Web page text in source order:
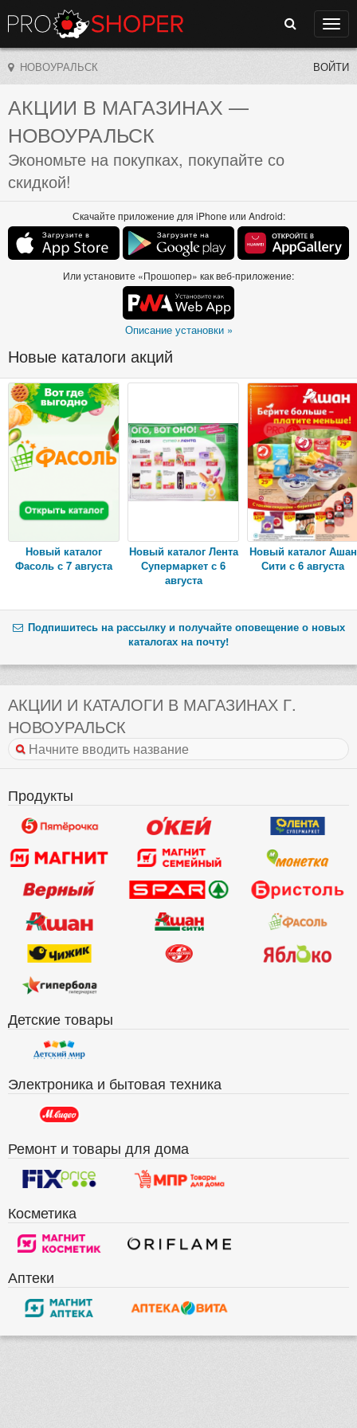
Поиск
НОВОУРАЛЬСК ВОЙТИ
АКЦИИ В МАГАЗИНАХ —
НОВОУРАЛЬСК
Экономьте на покупках, покупайте со
скидкой!
Скачайте приложение для iPhone или Android:
Или установите «Прошопер» как веб-приложение:
Описание установки »
Новые каталоги акций
Новый каталог
Фасоль с 7 августа
Новый каталог Лента
Супермаркет с 6
августа
Новый каталог Ашан
Сити с 6 августа
Подпишитесь на рассылку и получайте оповещение о новых
каталогах на почту!
АКЦИИ И КАТАЛОГИ В МАГАЗИНАХ Г.
НОВОУРАЛЬСК
Продукты
Детские товары
Электроника и бытовая техника
Ремонт и товары для дома
Косметика
Аптеки